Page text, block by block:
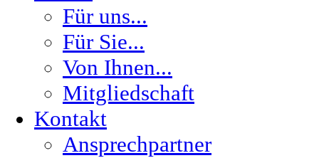
Für uns...
Für Sie...
Von Ihnen...
Mitgliedschaft
Kontakt
Ansprechpartner